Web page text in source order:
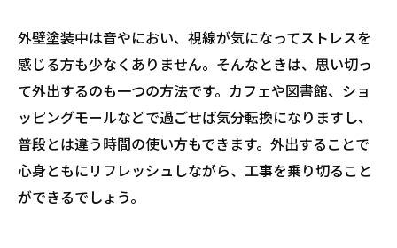
外壁塗装中は音やにおい、視線が気になってストレスを
感じる方も少なくありません。そんなときは、思い切っ
て外出するのも一つの方法です。カフェや図書館、ショ
ッピングモールなどで過ごせば気分転換になりますし、
普段とは違う時間の使い方もできます。外出することで
心身ともにリフレッシュしながら、工事を乗り切ること
ができるでしょう。